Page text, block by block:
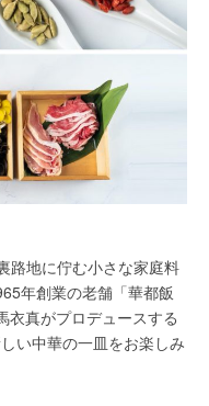
路地に佇む小さな家庭料
年創業の老舗「華都飯
衣真がプロデュースする
い中華の一皿をお楽しみ